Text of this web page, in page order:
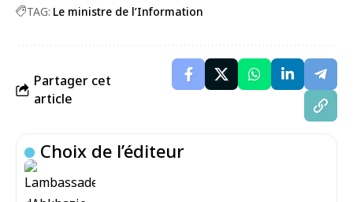
TAG: Le ministre de l’Information
Partager cet
article
Choix de l’éditeur